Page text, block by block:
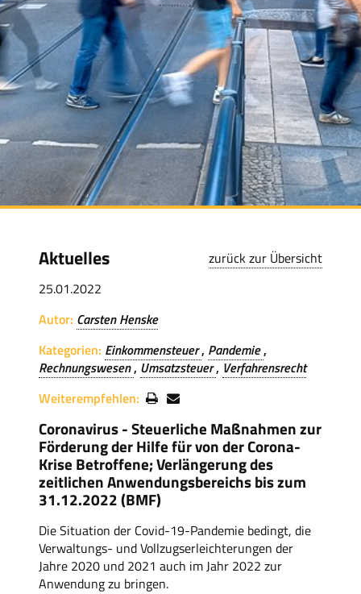
Aktuelles
25.01.2022
Autor: Carsten Henske
Kategorien: Einkommensteuer Pandemie
Rechnungswesen Umsatzsteuer Verfahrensrecht
Weiterempfehlen:
zurück zur Übersicht
Coronavirus - Steuerliche Maßnahmen zur
Förderung der Hilfe für von der Corona-
Krise Betroffene; Verlängerung des
zeitlichen Anwendungsbereichs bis zum
31.12.2022 (BMF)
Die Situation der Covid-19-Pandemie bedingt, die
Verwaltungs- und Vollzugserleichterungen der
Jahre 2020 und 2021 auch im Jahr 2022 zur
Anwendung zu bringen.